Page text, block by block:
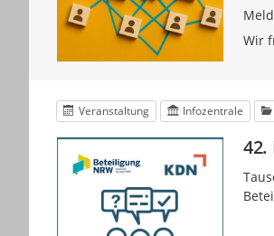
Wir
Veranstaltung Infozentrale